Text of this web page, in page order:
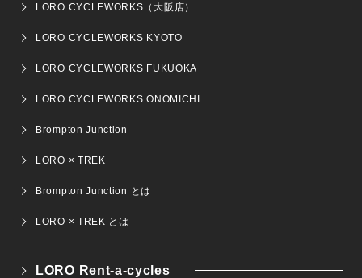
LORO CYCLEWORKS（大阪店）
LORO CYCLEWORKS KYOTO
LORO CYCLEWORKS FUKUOKA
LORO CYCLEWORKS ONOMICHI
Brompton Junction
LORO × TREK
Brompton Junction とは
LORO × TREK とは
LORO Rent-a-cycles